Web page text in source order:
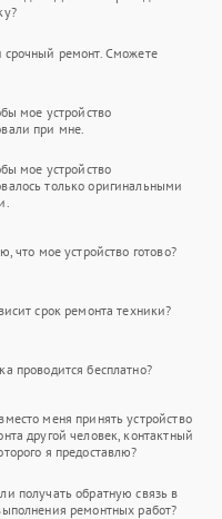
ремонт. Сможете
мое устройство
при мне.
мое устройство
только оригинальными
что мое устройство готово?
срок ремонта техники?
проводится бесплатно?
меня принять устройство
другой человек, контактный
я предоставлю?
получать обратную связь в
ремонтных работ?